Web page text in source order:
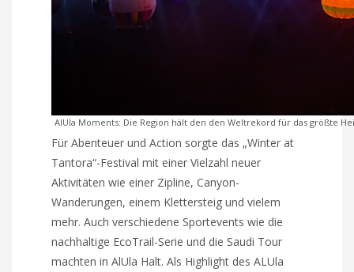
AlUla Moments: Die Region hält den den Weltrekord für das größte
Für Abenteuer und Action sorgte das „Winter at
Tantora“-Festival mit einer Vielzahl neuer
Aktivitäten wie einer Zipline, Canyon-
Wanderungen, einem Klettersteig und vielem
mehr. Auch verschiedene Sportevents wie die
nachhaltige EcoTrail-Serie und die Saudi Tour
machten in AlUla Halt. Als Highlight des ALUla